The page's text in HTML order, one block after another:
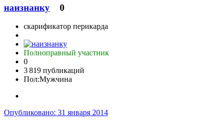
наизнанку 0
скарификатор перикарда
Полноправный участник
0
3 819 публикаций
Пол:Мужчина
Опубликовано: 31 января 2014